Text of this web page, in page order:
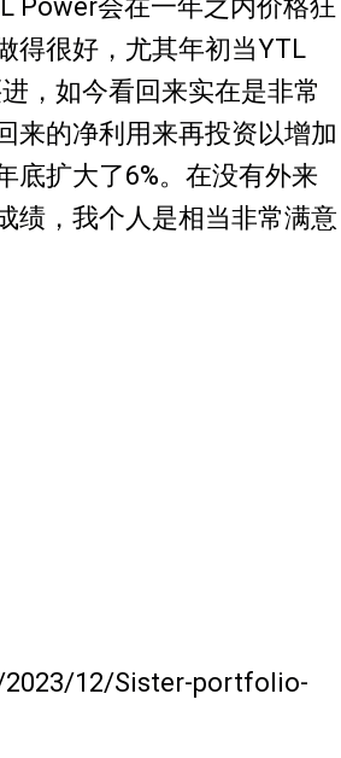
Power会在一年之内价格狂
得很好，尤其年初当YTL
，如今看回来实在是非常
来的净利用来再投资以增加
底扩大了6%。在没有外来
绩，我个人是相当非常满意
12/Sister-portfolio-